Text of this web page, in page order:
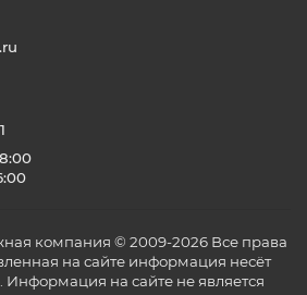
компания © 2009-2026 Все права
на сайте информация несёт
Информация на сайте не является